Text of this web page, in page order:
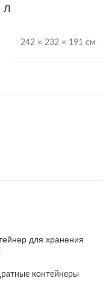
л
242 × 232 × 191 см
для хранения
контейнеры